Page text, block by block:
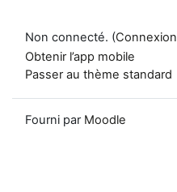
Non connecté. (Connexion
Obtenir l’app mobile
Passer au thème standard
Fourni par Moodle